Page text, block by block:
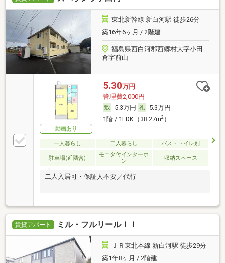
東北新幹線 新白河駅 徒歩26分
築16年6ヶ月 / 2階建
福島県西白河郡西郷村大字小田
倉字前山
動画あり
5.30万円
管理費2,000円
5.3万円
5.3万円
1階 / 1LDK（38.27m2）
一人暮らし 二人暮らし バス・トイレ別
駐車場(近隣含)
モニタ付インターホ
ン
収納スペース
二人入居可・保証人不要／代行
賃貸アパート ミル・フルリールＩＩ
ＪＲ東北本線 新白河駅 徒歩29分
築1年8ヶ月 / 2階建